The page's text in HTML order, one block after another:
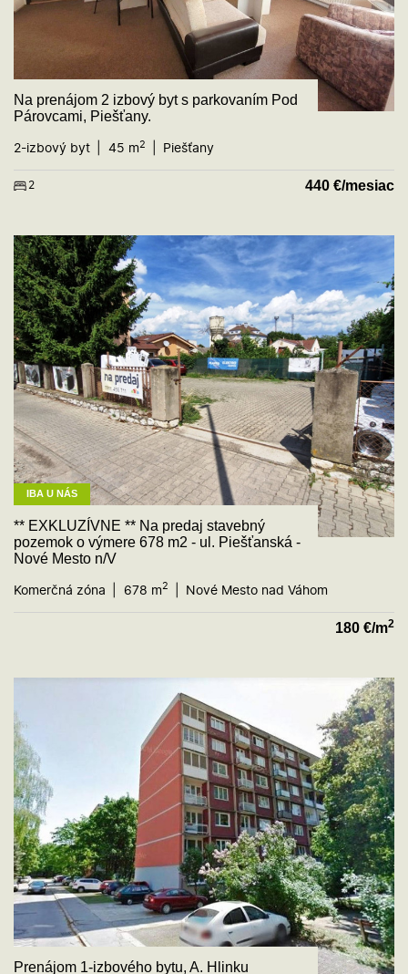
Na prenájom 2 izbový byt s parkovaním Pod
Párovcami, Piešťany.
2-izbový byt
45 m2 Piešťany
2 440 €/mesiac
IBA U NÁS
** EXKLUZÍVNE ** Na predaj stavebný
pozemok o výmere 678 m2 - ul. Piešťanská -
Nové Mesto n/V
Komerčná zóna
678 m2 Nové Mesto nad Váhom
180 €/m2
Prenájom 1-izbového bytu, A. Hlinku